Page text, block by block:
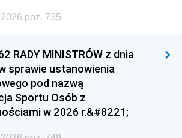
poz. 735
RADY MINISTRÓW z dnia
sprawie ustanowienia
pod nazwą
Sportu Osób z
w 2026 r.&#8221;